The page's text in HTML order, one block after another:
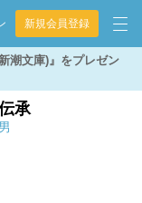
新規会員登録
潮文庫)』をプレゼン
承